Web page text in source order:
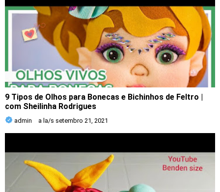
9 Tipos de Olhos para Bonecas e Bichinhos de Feltro |
com Sheilinha Rodrigues
admin a la/s setembro 21, 2021